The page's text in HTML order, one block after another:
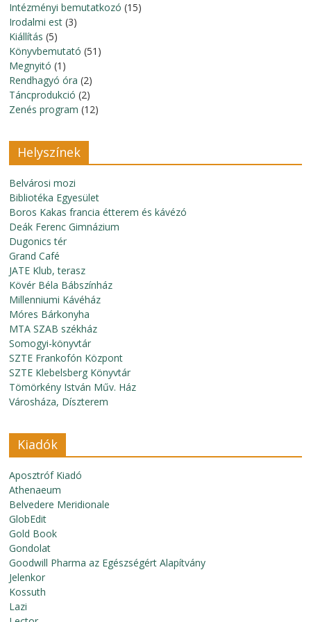
Intézményi bemutatkozó (15)
Irodalmi est (3)
Kiállítás (5)
Könyvbemutató (51)
Megnyitó (1)
Rendhagyó óra (2)
Táncprodukció (2)
Zenés program (12)
Helyszínek
Belvárosi mozi
Bibliotéka Egyesület
Boros Kakas francia étterem és kávézó
Deák Ferenc Gimnázium
Dugonics tér
Grand Café
JATE Klub, terasz
Kövér Béla Bábszínház
Millenniumi Kávéház
Móres Bárkonyha
MTA SZAB székház
Somogyi-könyvtár
SZTE Frankofón Központ
SZTE Klebelsberg Könyvtár
Tömörkény István Műv. Ház
Városháza, Díszterem
Kiadók
Aposztróf Kiadó
Athenaeum
Belvedere Meridionale
GlobEdit
Gold Book
Gondolat
Goodwill Pharma az Egészségért Alapítvány
Jelenkor
Kossuth
Lazi